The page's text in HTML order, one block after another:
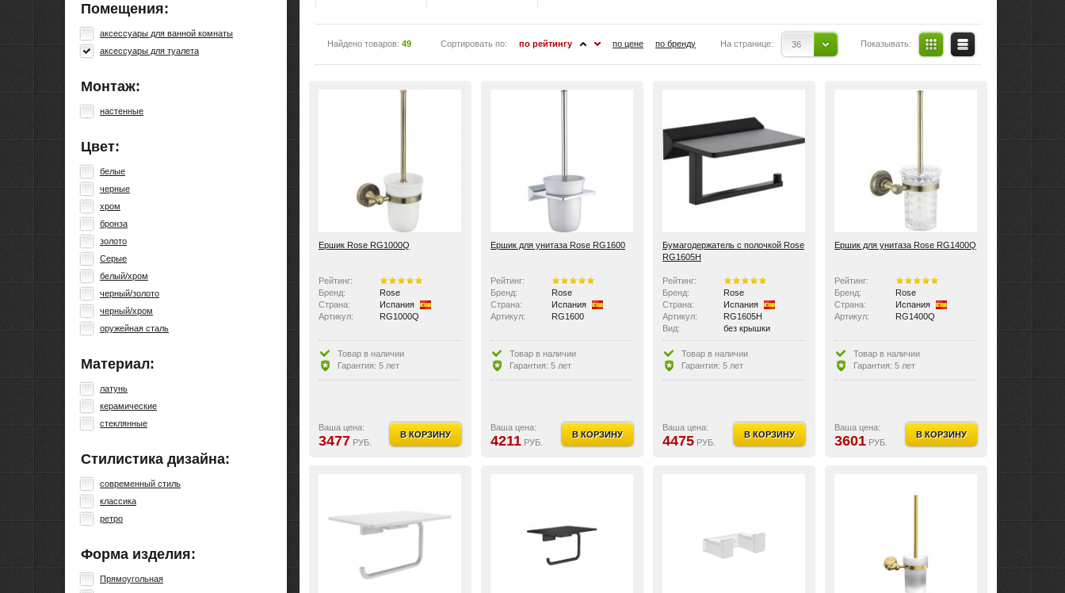
Помещения:
аксессуары для ванной комнаты
аксессуары для туалета
Монтаж:
настенные
Цвет:
белые
черные
хром
бронза
золото
Серые
белый/хром
черный/золото
черный/хром
оружейная сталь
Материал:
латунь
керамические
стеклянные
Стилистика дизайна:
современный стиль
классика
ретро
Форма изделия:
Прямоугольная
Найдено товаров: 49 Сортировать по: по рейтингу по цене по бренду На странице: 36 Показывать:
Ершик Rose RG1000Q
Рейтинг:
Бренд:
Rose
Страна:
Испания
Артикул:
RG1000Q
Товар в наличии
Гарантия: 5 лет
Ваша цена:
3477 РУБ.
В КОРЗИНУ
Ершик для унитаза Rose RG1600
Рейтинг:
Бренд:
Rose
Страна:
Испания
Артикул:
RG1600
Товар в наличии
Гарантия: 5 лет
Ваша цена:
4211 РУБ.
В КОРЗИНУ
Бумагодержатель с полочкой Rose
RG1605H
Рейтинг:
Бренд:
Rose
Страна:
Испания
Артикул:
RG1605H
Вид:
без крышки
Особенности: с полочкой
Товар в наличии
Гарантия: 5 лет
Ваша цена:
4475 РУБ.
В КОРЗИНУ
Ершик для унитаза Rose RG1400Q
Рейтинг:
Бренд:
Rose
Страна:
Испания
Артикул:
RG1400Q
Товар в наличии
Гарантия: 5 лет
Ваша цена:
3601 РУБ.
В КОРЗИНУ